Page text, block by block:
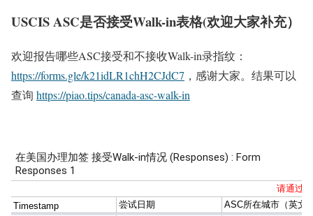
USCIS ASC是否接受Walk-in表格(欢迎大家补充）
欢迎报告哪些ASC接受和不接收Walk-in录指纹：
https://forms.gle/k21idLR1chH2CJdC7 ，感谢大家。结果可以
查询 https://piao.tips/canada-asc-walk-in